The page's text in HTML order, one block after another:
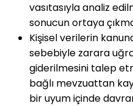
vasıtasıyla analiz
sonucun ortaya
Kişisel verilerin
sebebiyle zarara
giderilmesini talep
bağlı mevzuattan
bir uyum içinde